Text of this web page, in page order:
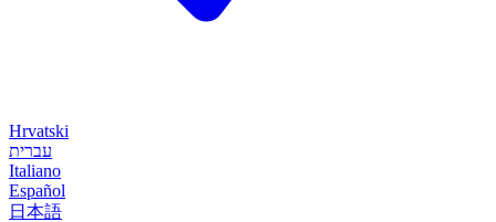
Hrvatski
עברית
Italiano
Español
日本語